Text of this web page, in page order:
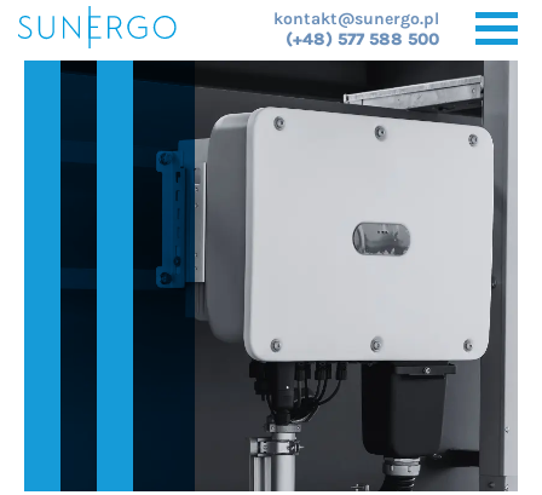
kontakt@sunergo.pl
(+48) 577 588 500